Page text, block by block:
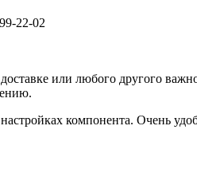
22-02
или любого другого
компонента. Очень